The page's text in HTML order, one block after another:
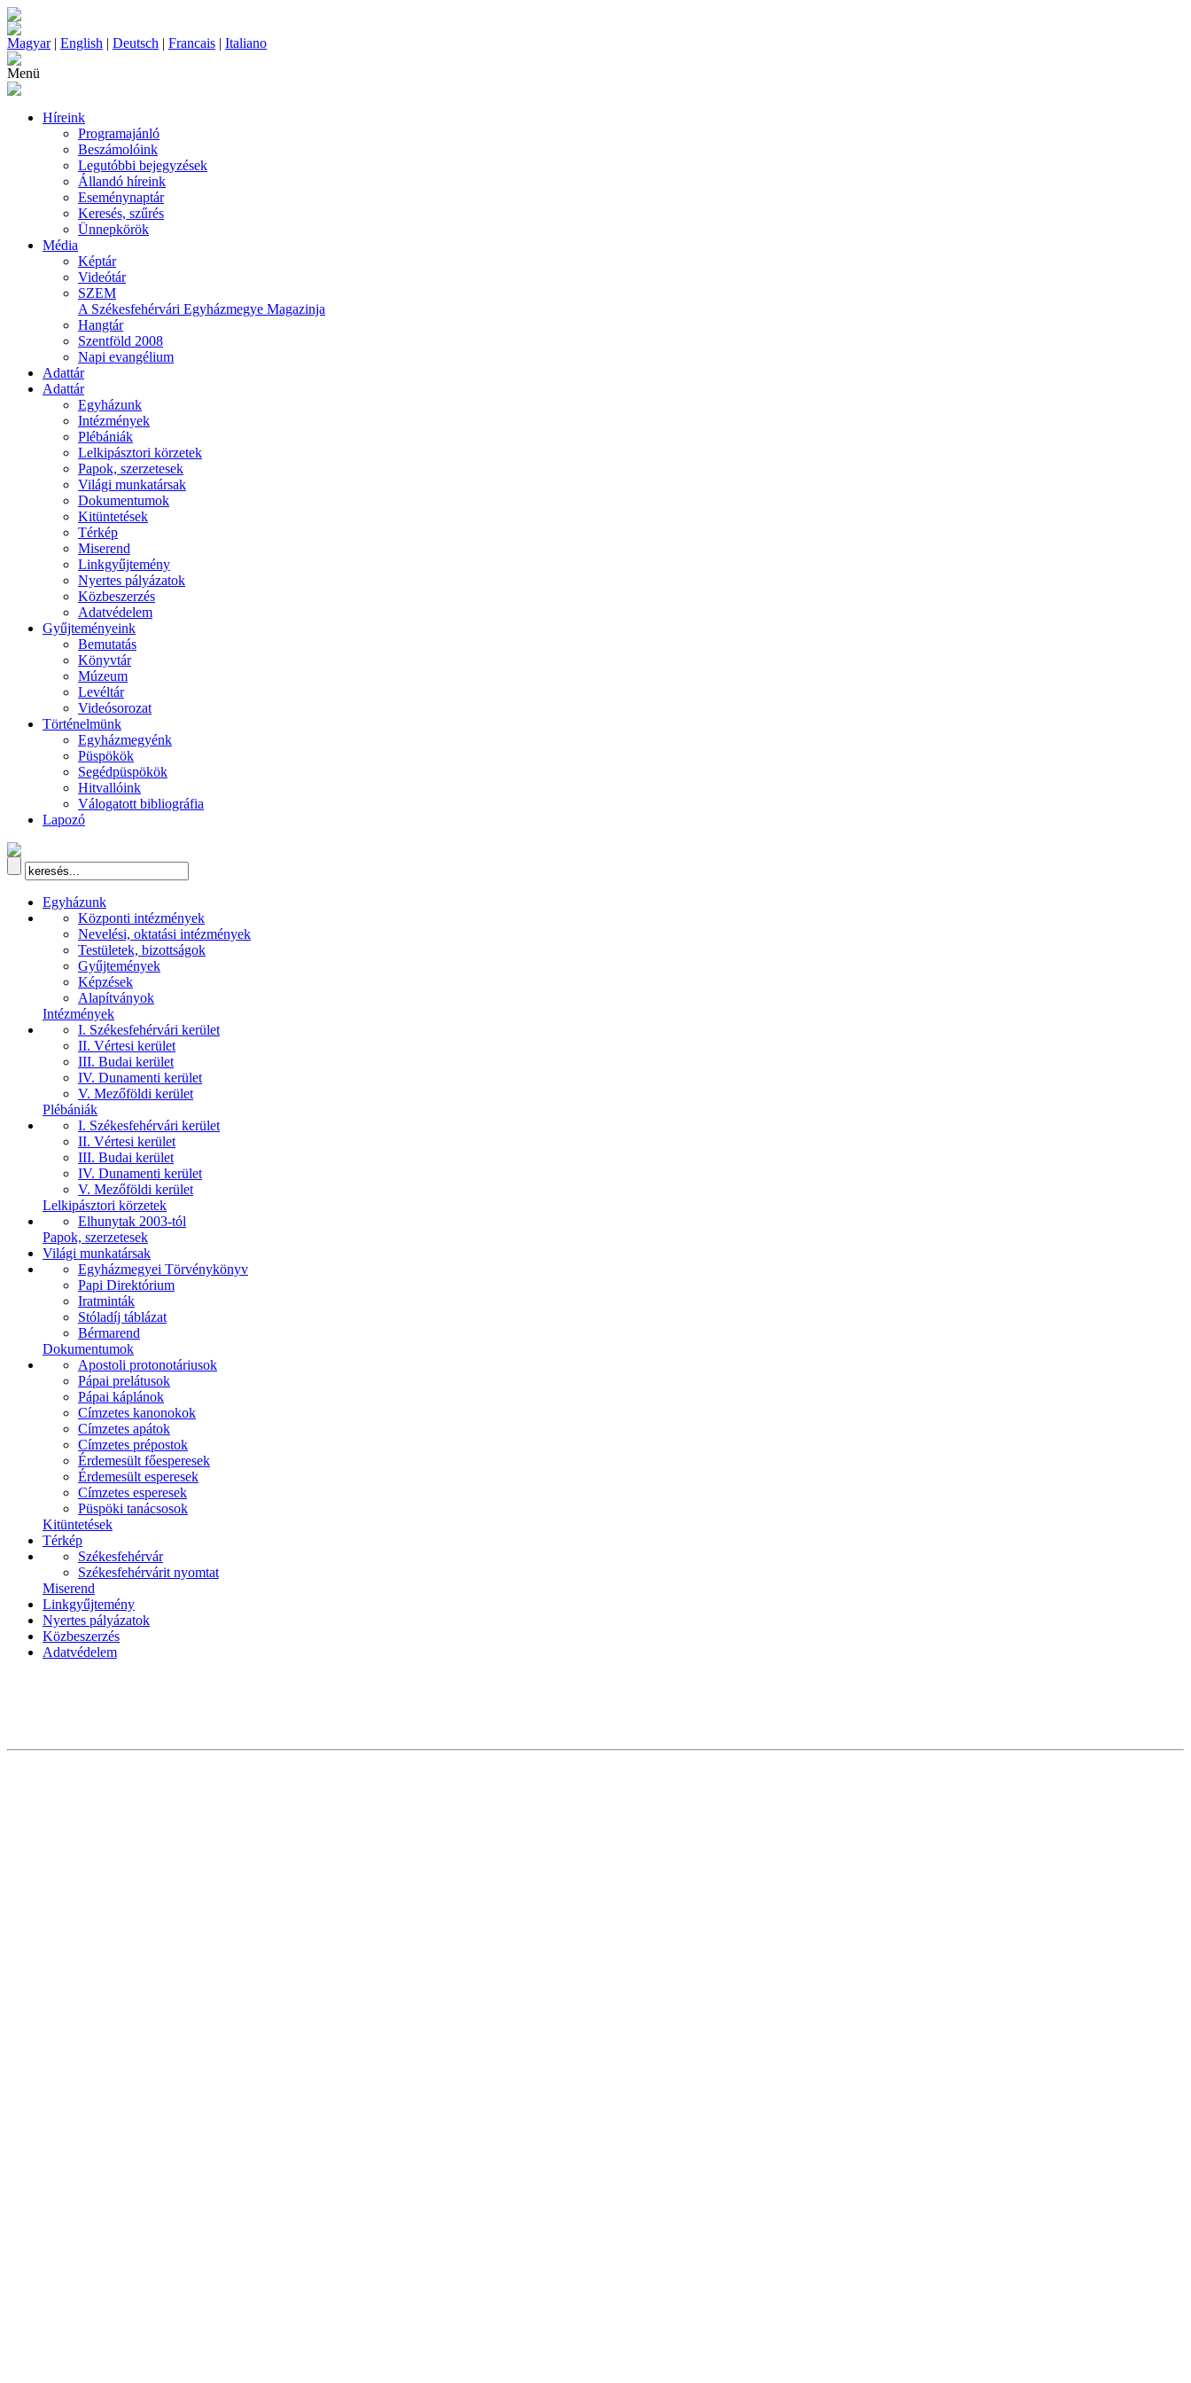
Magyar| English | Deutsch | Francais | Italiano
Menü
Híreink
Programajánló
Beszámolóink
Legutóbbi bejegyzések
Állandó híreink
Eseménynaptár
Keresés, szűrés
Ünnepkörök
Média
Képtár
Videótár
SZEM
A Székesfehérvári Egyházmegye Magazinja
Hangtár
Szentföld 2008
Napi evangélium
Adattár
Adattár
Egyházunk
Intézmények
Plébániák
Lelkipásztori körzetek
Papok, szerzetesek
Világi munkatársak
Dokumentumok
Kitüntetések
Térkép
Miserend
Linkgyűjtemény
Nyertes pályázatok
Közbeszerzés
Adatvédelem
Gyűjteményeink
Bemutatás
Könyvtár
Múzeum
Levéltár
Videósorozat
Történelmünk
Egyházmegyénk
Püspökök
Segédpüspökök
Hitvallóink
Válogatott bibliográfia
Lapozó
Egyházunk
Központi intézmények
Nevelési, oktatási intézmények
Testületek, bizottságok
Gyűjtemények
Képzések
Alapítványok
Intézmények
I. Székesfehérvári kerület
II. Vértesi kerület
III. Budai kerület
IV. Dunamenti kerület
V. Mezőföldi kerület
Plébániák
I. Székesfehérvári kerület
II. Vértesi kerület
III. Budai kerület
IV. Dunamenti kerület
V. Mezőföldi kerület
Lelkipásztori körzetek
Elhunytak 2003-tól
Papok, szerzetesek
Világi munkatársak
Egyházmegyei Törvénykönyv
Papi Direktórium
Iratminták
Stóladíj táblázat
Bérmarend
Dokumentumok
Apostoli protonotáriusok
Pápai prelátusok
Pápai káplánok
Címzetes kanonokok
Címzetes apátok
Címzetes prépostok
Érdemesült főesperesek
Érdemesült esperesek
Címzetes esperesek
Püspöki tanácsosok
Kitüntetések
Térkép
Székesfehérvár
Székesfehérvárit nyomtat
Miserend
Linkgyűjtemény
Nyertes pályázatok
Közbeszerzés
Adatvédelem